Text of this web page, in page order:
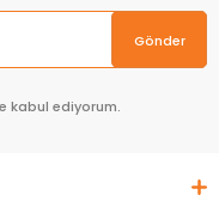
Gönder
kabul ediyorum.